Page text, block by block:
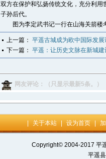
双方在保护和弘扬传统文化，充分利
子孙后代。
图为李定武书记一行在山海关箭楼
上一篇： 平遥古城成为欧中国际发
下一篇： 平遥：让历史文脉在新城建
网友评论：（只显示最新5条。）
关于本站 设为首页
Copyright© 2004-2017 平
平遥